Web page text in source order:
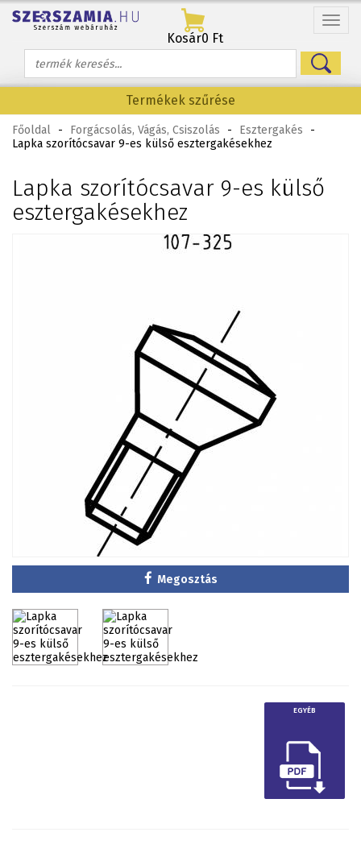
Menü
Kosár0 Ft
Termékek szűrése
Főoldal - Forgácsolás, Vágás, Csiszolás - Esztergakés
-
Lapka szorítócsavar 9-es külső esztergakésekhez
Lapka szorítócsavar 9-es külső
esztergakésekhez
Megosztás
EGYÉB